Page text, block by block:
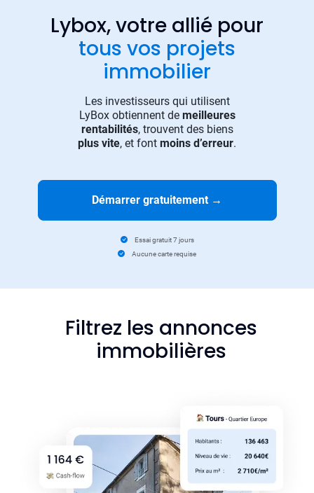
Lybox, votre allié pour
tous vos projets
immobilier
Les investisseurs qui utilisent
LyBox obtiennent de meilleures
rentabilités, trouvent des biens
plus vite, et font moins d’erreur.
Démarrer gratuitement →
Essai gratuit 7 jours
Aucune carte requise
Filtrez les annonces
immobilières